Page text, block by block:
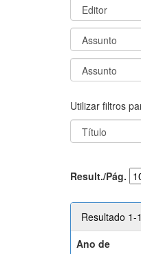
Utilizar filtros
Result./Pág.
Resultado 1-
Ano de